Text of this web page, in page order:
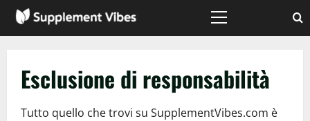
Menù
Esclusione di responsabilità
Tutto quello che trovi su SupplementVibes.com è